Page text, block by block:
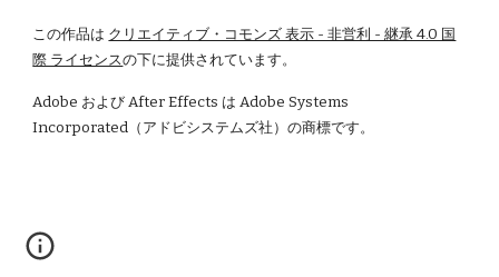
この作品は クリエイティブ・コモンズ 表示 - 非営利 - 継承 4.0 国
際 ライセンスの下に提供されています。
Adobe および After Effects は Adobe Systems
Incorporated（アドビシステムズ社）の商標です。